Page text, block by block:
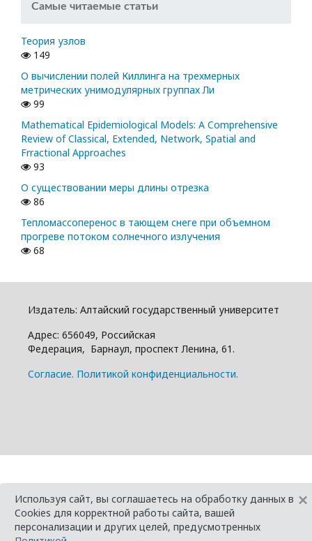
Самые читаемые статьи
Теория узлов
149
О вычислении полей Киллинга на трехмерных
метрических унимодулярных группах Ли
99
Mathematical Epidemiological Models: A Comprehensive
Review of Classical, Extended, Network, Spatial and
Frractional Approaches
93
О существовании меры длины отрезка
86
Тепломассоперенос в тающем снеге при объемном
прогреве потоком солнечного излучения
68
Издатель: Алтайский государcтвенный университет
Адрес: 656049, Российская
Федерация, Барнаул, проспект Ленина, 61.
Cогласие. Политикой конфиденциальности.
Используя сайт, вы соглашаетесь на обработку данных в
Cookies для корректной работы сайта, вашей
персонализации и других целей, предусмотренных
×